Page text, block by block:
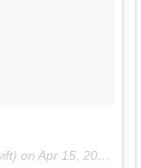
on Apr 15, 2016 at 1:09pm PDT